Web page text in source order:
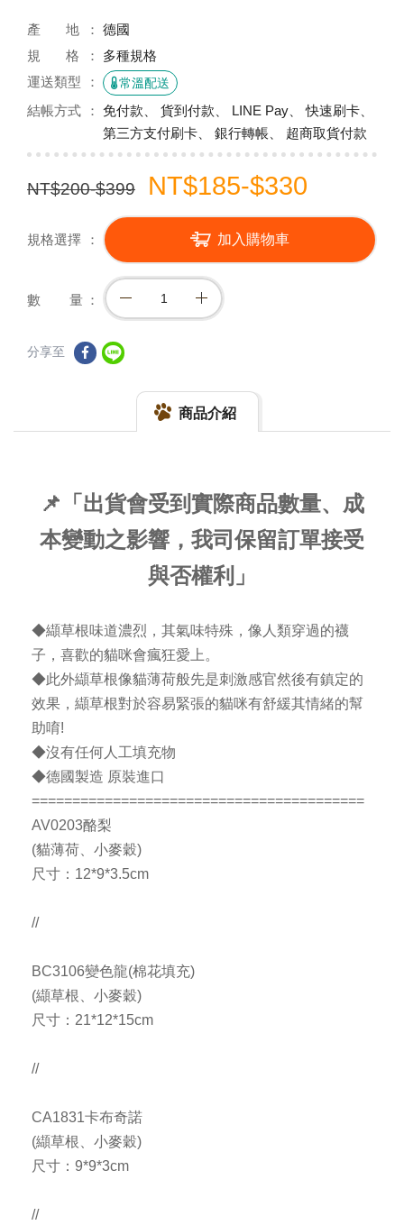
產 地
德國
規 格
多種規格
運送類型
常溫配送
結帳方式
免付款、 貨到付款、 LINE Pay、 快速刷卡、
第三方支付刷卡、 銀行轉帳、 超商取貨付款
NT$200-$399 NT$185-$330
規格選擇 加入購物車
數 量
分享至
商品介紹
📌「出貨會受到實際商品數量、成
本變動之影響，我司保留訂單接受
與否權利」
◆纈草根味道濃烈，其氣味特殊，像人類穿過的襪
子，喜歡的貓咪會瘋狂愛上。
◆此外纈草根像貓薄荷般先是刺激感官然後有鎮定的
效果，纈草根對於容易緊張的貓咪有舒緩其情緒的幫
助唷!
◆沒有任何人工填充物
◆德國製造 原裝進口
=========================================
AV0203酪梨
(貓薄荷、小麥穀)
尺寸：12*9*3.5cm
//
BC3106變色龍(棉花填充)
(纈草根、小麥穀)
尺寸：21*12*15cm
//
CA1831卡布奇諾
(纈草根、小麥穀)
尺寸：9*9*3cm
//